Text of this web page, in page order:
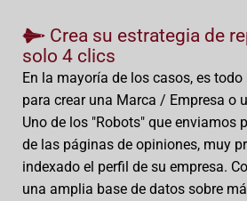
Crea su estrategia de
solo 4 clics
En la mayoría de los casos, es
para crear una Marca / Empresa o
Uno de los "Robots" que enviamos
de las páginas de opiniones, muy
indexado el perfil de su empresa.
una amplia base de datos sobre